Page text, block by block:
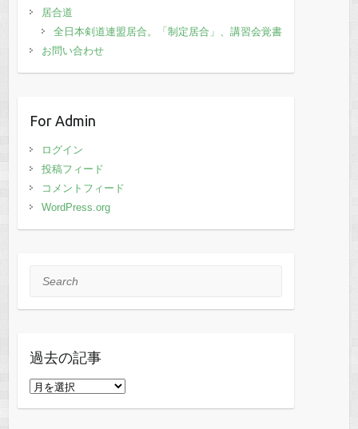
居合道
全日本剣道連盟居合。「制定居合」、講習会覚書
お問い合わせ
For Admin
ログイン
投稿フィード
コメントフィード
WordPress.org
Search
過去の記事
過